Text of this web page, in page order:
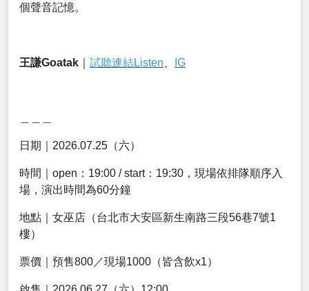
個聲音記憶。
王謙Goatak 試聽連結Listen IG
日期｜2026.07.25（六）
時間｜open：19:00 / start：19:30，現場依排隊順序入
場，演出時間為60分鐘
地點｜女巫店（台北市大安區新生南路三段56巷7號1
樓）
票價｜預售800／現場1000（皆含飲x1）